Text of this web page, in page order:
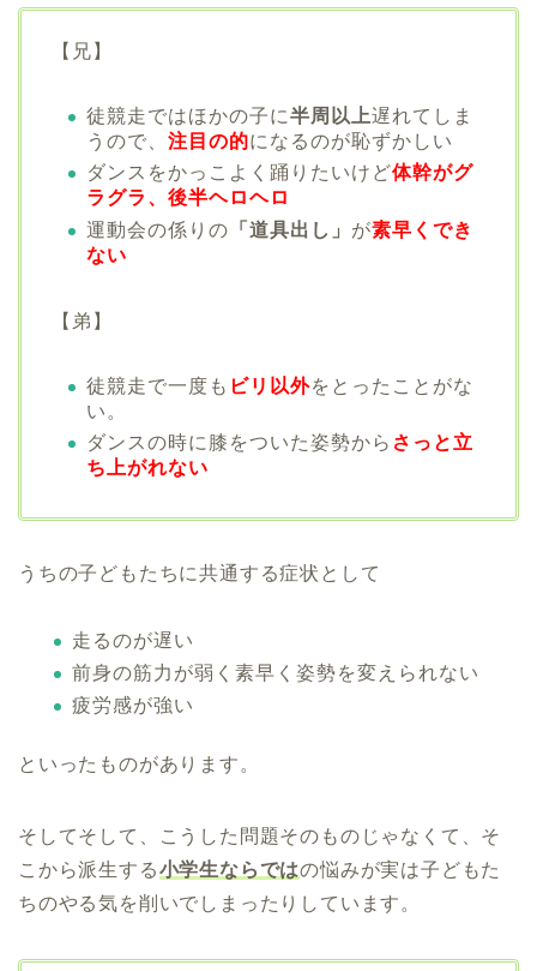
【兄】
徒競走ではほかの子に半周以上遅れてしま
うので、 注目の的になるのが恥ずかしい
ダンスをかっこよく踊りたいけど体幹がグ
ラグラ、後半ヘロヘロ
運動会の係りの 「道具出し」 が素早くでき
ない
【弟】
徒競走で一度も ビリ以外をとったことがな
い。
ダンスの時に膝をついた姿勢から さっと立
ち上がれない
うちの子どもたちに共通する症状として
走るのが遅い
前身の筋力が弱く素早く姿勢を変えられない
疲労感が強い
といったものがあります。
そしてそして、こうした問題そのものじゃなくて、そ
こから派生する小学生ならではの悩みが実は子どもた
ちのやる気を削いでしまったりしています。